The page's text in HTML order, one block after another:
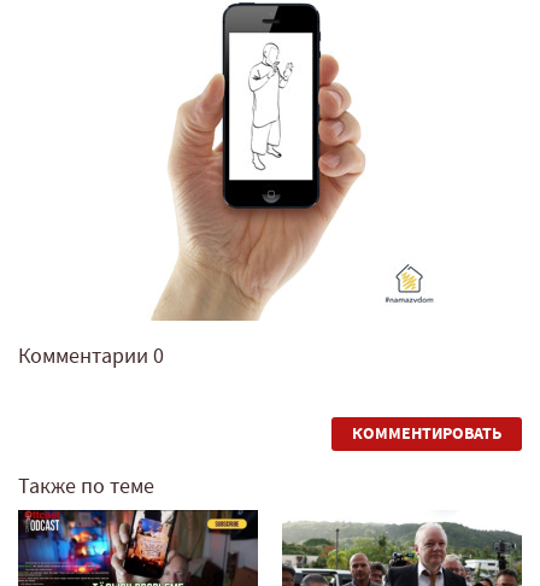
Комментарии 0
КОММЕНТИРОВАТЬ
Также по теме